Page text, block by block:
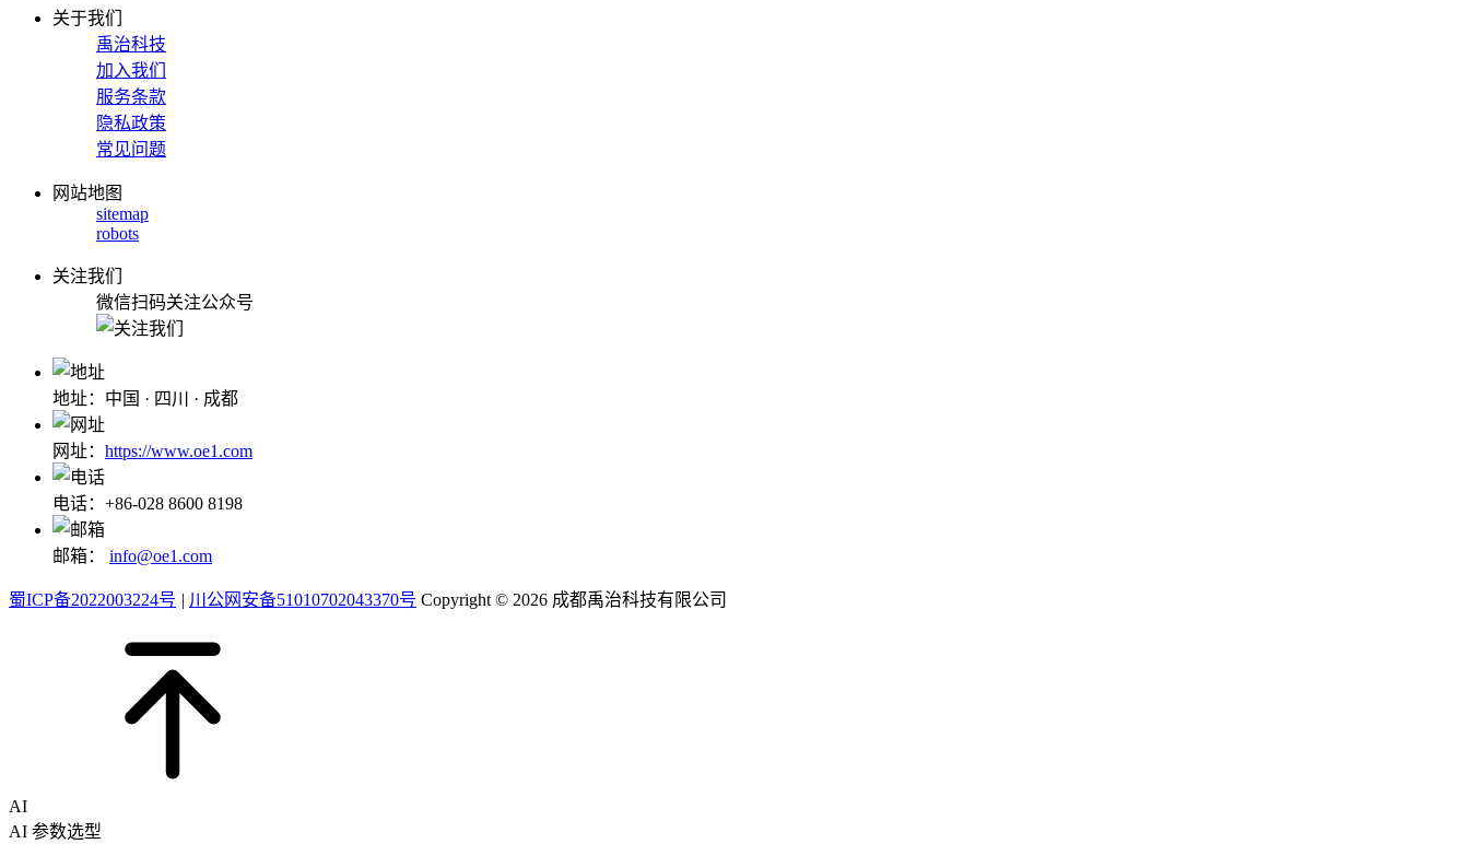
关于我们
禹治科技
加入我们
服务条款
隐私政策
常见问题
网站地图
sitemap
robots
关注我们
微信扫码关注公众号
地址：中国 · 四川 · 成都
网址： https://www.oe1.com
电话：+86-028 8600 8198
邮箱： info@oe1.com
蜀ICP备2022003224号 | 川公网安备51010702043370号 Copyright © 2026 成都禹治科技有限公司
AI
AI 参数选型